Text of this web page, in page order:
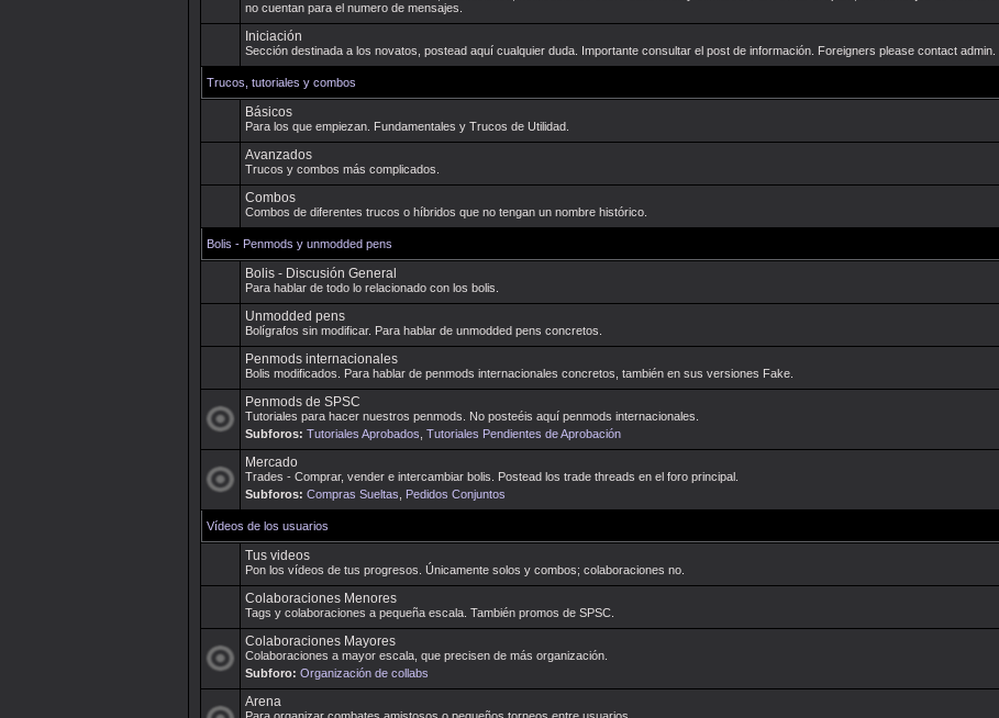
no cuentan para el numero de mensajes.
Iniciación
Sección destinada a los novatos, postead aquí cualquier duda. Importante consultar el post de información. Foreigners please contact admin.
Trucos, tutoriales y combos
Básicos
Para los que empiezan. Fundamentales y Trucos de Utilidad.
Avanzados
Trucos y combos más complicados.
Combos
Combos de diferentes trucos o híbridos que no tengan un nombre histórico.
Bolis - Penmods y unmodded pens
Bolis - Discusión General
Para hablar de todo lo relacionado con los bolis.
Unmodded pens
Bolígrafos sin modificar. Para hablar de unmodded pens concretos.
Penmods internacionales
Bolis modificados. Para hablar de penmods internacionales concretos, también en sus versiones Fake.
Penmods de SPSC
Tutoriales para hacer nuestros penmods. No posteéis aquí penmods internacionales.
Subforos: Tutoriales Aprobados Tutoriales Pendientes de Aprobación
Mercado
Trades - Comprar, vender e intercambiar bolis. Postead los trade threads en el foro principal.
Subforos: Compras Sueltas Pedidos Conjuntos
Vídeos de los usuarios
Tus videos
Pon los vídeos de tus progresos. Únicamente solos y combos; colaboraciones no.
Colaboraciones Menores
Tags y colaboraciones a pequeña escala. También promos de SPSC.
Colaboraciones Mayores
Colaboraciones a mayor escala, que precisen de más organización.
Subforo: Organización de collabs
Arena